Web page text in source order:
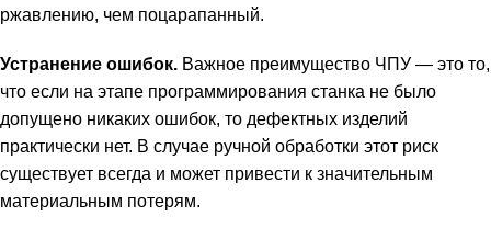
ржавлению, чем поцарапанный.
Устранение ошибок. Важное преимущество ЧПУ — это то,
что если на этапе программирования станка не было
допущено никаких ошибок, то дефектных изделий
практически нет. В случае ручной обработки этот риск
существует всегда и может привести к значительным
материальным потерям.